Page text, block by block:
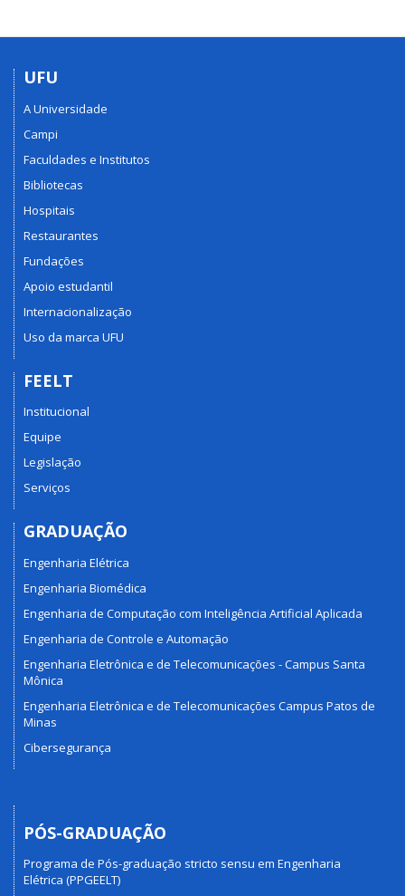
UFU
A Universidade
Campi
Faculdades e Institutos
Bibliotecas
Hospitais
Restaurantes
Fundações
Apoio estudantil
Internacionalização
Uso da marca UFU
FEELT
Institucional
Equipe
Legislação
Serviços
GRADUAÇÃO
Engenharia Elétrica
Engenharia Biomédica
Engenharia de Computação com Inteligência Artificial Aplicada
Engenharia de Controle e Automação
Engenharia Eletrônica e de Telecomunicações - Campus Santa
Mônica
Engenharia Eletrônica e de Telecomunicações Campus Patos de
Minas
Cibersegurança
PÓS-GRADUAÇÃO
Programa de Pós-graduação stricto sensu em Engenharia
Elétrica (PPGEELT)